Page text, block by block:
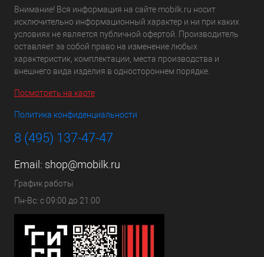
Внимание! Вся информация на сайте mobilk.ru носит
исключительно информационный характер и ни при каких
условиях не является публичной офертой. Производитель
оставляет за собой право на изменение любых
характеристик, комплектации, места производства и
внешнего вида изделия в одностороннем порядке.
Посмотреть на карте
Политика конфиденциальности
8 (495) 137-47-47
Email: shop@mobilk.ru
График работы
Пн-Вс: с 09:00 до 21:00